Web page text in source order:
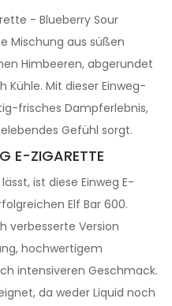
- Blueberry Sour
Mischung aus süßen
Himbeeren, abgerundet
Mit dieser Einweg-
frisches Dampferlebnis,
Gefühl sorgt.
E-ZIGARETTE
ist diese Einweg E-
Elf Bar 600.
verbesserte Version
hochwertigem
intensiveren Geschmack.
da weder Liquid noch